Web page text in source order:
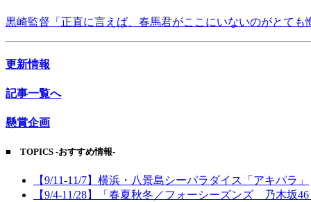
黒崎監督「正直に言えば、春馬君がここにいないのがとても
更新情報
記事一覧へ
懸賞企画
■ TOPICS -おすすめ情報-
【9/11-11/7】横浜・八景島シーパラダイス「アキパラ」
【9/4-11/28】「春夏秋冬／フォーシーズンズ 乃木坂46